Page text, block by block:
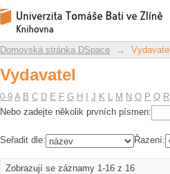
Vydavatel
Repozitář DSpace/Manakin
Domovská stránka DSpace → Vydavatel
Vydavatel
0-9 A B C D E F G H J K L M N O P Q R
Nebo zadejte několik prvních písmen:
Seřadit dle: Řazení:
Zobrazují se záznamy 1-16 z 16